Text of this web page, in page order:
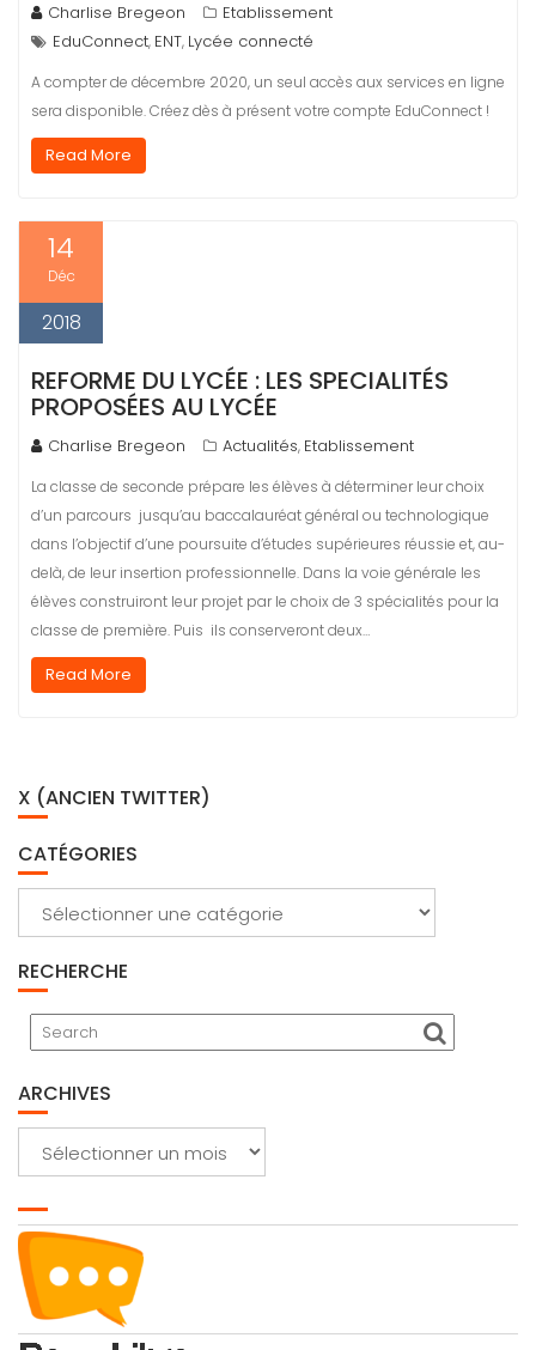
Charlise Bregeon
Etablissement
EduConnect, ENT, Lycée connecté
A compter de décembre 2020, un seul accès aux services en ligne
sera disponible. Créez dès à présent votre compte EduConnect !
Read More
14
Déc
2018
REFORME DU LYCÉE : LES SPECIALITÉS
PROPOSÉES AU LYCÉE
Charlise Bregeon Actualités, Etablissement
La classe de seconde prépare les élèves à déterminer leur choix
d’un parcours jusqu’au baccalauréat général ou technologique
dans l’objectif d’une poursuite d’études supérieures réussie et, au-
delà, de leur insertion professionnelle. Dans la voie générale les
élèves construiront leur projet par le choix de 3 spécialités pour la
classe de première. Puis ils conserveront deux…
Read More
X (ANCIEN TWITTER)
CATÉGORIES
RECHERCHE
ARCHIVES